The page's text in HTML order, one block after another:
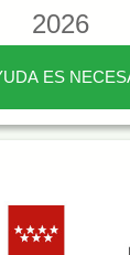
2026
ES